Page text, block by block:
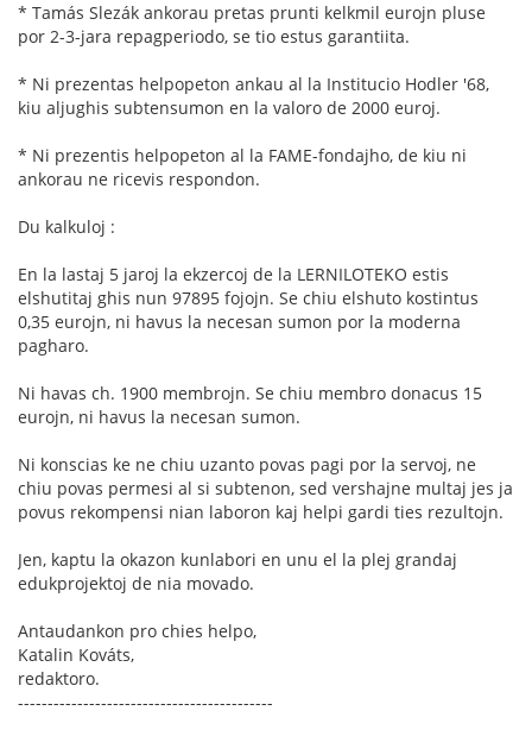
* Tamás Slezák ankorau pretas prunti kelkmil eurojn pluse
por 2-3-jara repagperiodo, se tio estus garantiita.
* Ni prezentas helpopeton ankau al la Institucio Hodler '68,
kiu aljughis subtensumon en la valoro de 2000 euroj.
* Ni prezentis helpopeton al la FAME-fondajho, de kiu ni
ankorau ne ricevis respondon.
Du kalkuloj :
En la lastaj 5 jaroj la ekzercoj de la LERNILOTEKO estis
elshutitaj ghis nun 97895 fojojn. Se chiu elshuto kostintus
0,35 eurojn, ni havus la necesan sumon por la moderna
pagharo.
Ni havas ch. 1900 membrojn. Se chiu membro donacus 15
eurojn, ni havus la necesan sumon.
Ni konscias ke ne chiu uzanto povas pagi por la servoj, ne
chiu povas permesi al si subtenon, sed vershajne multaj jes ja
povus rekompensi nian laboron kaj helpi gardi ties rezultojn.
Jen, kaptu la okazon kunlabori en unu el la plej grandaj
edukprojektoj de nia movado.
Antaudankon pro chies helpo,
Katalin Kováts,
redaktoro.
-------------------------------------------